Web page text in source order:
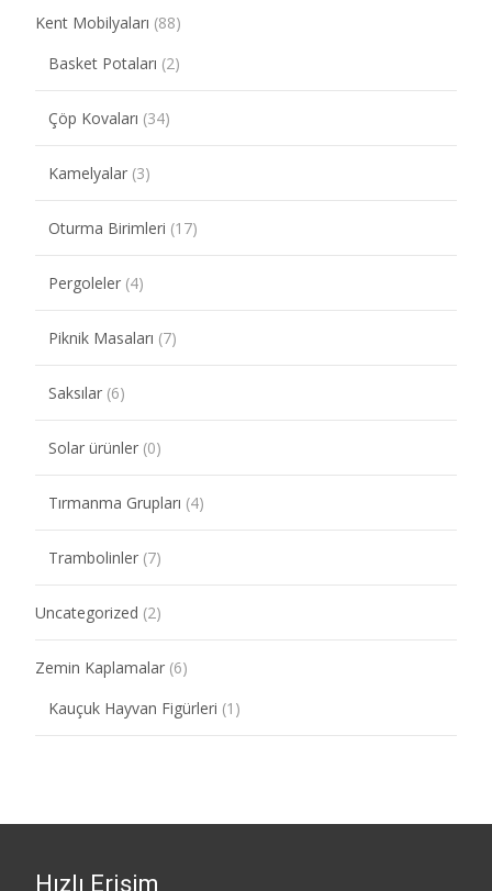
Kent Mobilyaları (88)
Basket Potaları (2)
Çöp Kovaları (34)
Kamelyalar (3)
Oturma Birimleri (17)
Pergoleler (4)
Piknik Masaları (7)
Saksılar (6)
Solar ürünler (0)
Tırmanma Grupları (4)
Trambolinler (7)
Uncategorized (2)
Zemin Kaplamalar (6)
Kauçuk Hayvan Figürleri (1)
Hızlı Erişim